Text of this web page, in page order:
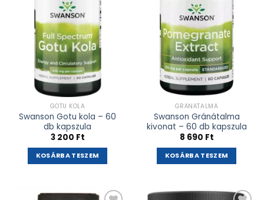
GOTU KOLA
Swanson Gotu kola – 60
db kapszula
3 200 Ft
KOSÁRBA TESZEM
GRÁNÁTALMA
Swanson Gránátalma
kivonat – 60 db kapszula
8 690 Ft
KOSÁRBA TESZEM